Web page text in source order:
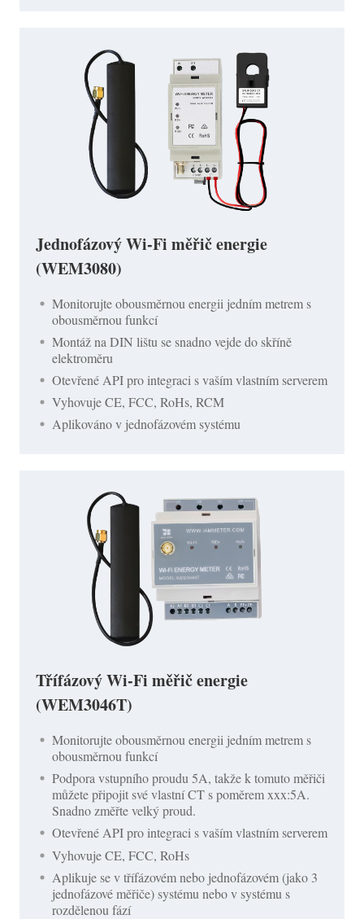
Jednofázový Wi-Fi měřič energie
(WEM3080)
Monitorujte obousměrnou energii jedním metrem s
obousměrnou funkcí
Montáž na DIN lištu se snadno vejde do skříně
elektroměru
Otevřené API pro integraci s vaším vlastním serverem
Vyhovuje CE, FCC, RoHs, RCM
Aplikováno v jednofázovém systému
Třífázový Wi-Fi měřič energie
(WEM3046T)
Monitorujte obousměrnou energii jedním metrem s
obousměrnou funkcí
Podpora vstupního proudu 5A, takže k tomuto měřiči
můžete připojit své vlastní CT s poměrem xxx:5A.
Snadno změřte velký proud.
Otevřené API pro integraci s vaším vlastním serverem
Vyhovuje CE, FCC, RoHs
Aplikuje se v třífázovém nebo jednofázovém (jako 3
jednofázové měřiče) systému nebo v systému s
rozdělenou fází